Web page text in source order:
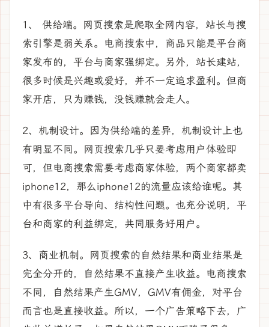
1、 供给端。网页搜索是爬取全网内容，站长与搜
索引擎是弱关系。电商搜索中，商品只能是平台商
家发布的，平台与商家强绑定。另外，站长建站，
很多时候是兴趣或爱好，并不一定追求盈利。但商
家开店，只为赚钱，没钱赚就会走人。
2、机制设计。因为供给端的差异，机制设计上也
有明显不同。网页搜索几乎只要考虑用户体验即
可，但电商搜索需要考虑商家体验，两个商家都卖
iphone12，那么iphone12的流量应该给谁呢。其
中有很多平台导向、结构性问题。也充分说明，平
台和商家的利益绑定，共同服务好用户。
3、商业机制。网页搜索的自然结果和商业结果是
完全分开的，自然结果不直接产生收益。电商搜索
不同，自然结果产生GMV，GMV有佣金，对平台
而言也是直接收益。所以，一个广告策略下去，广